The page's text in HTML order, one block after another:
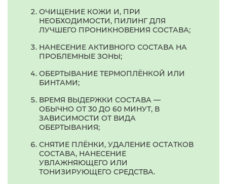
ОЧИЩЕНИЕ КОЖИ И, ПРИ
НЕОБХОДИМОСТИ, ПИЛИНГ ДЛЯ
ЛУЧШЕГО ПРОНИКНОВЕНИЯ СОСТАВА;
НАНЕСЕНИЕ АКТИВНОГО СОСТАВА НА
ПРОБЛЕМНЫЕ ЗОНЫ;
ОБЕРТЫВАНИЕ ТЕРМОПЛЁНКОЙ ИЛИ
БИНТАМИ;
ВРЕМЯ ВЫДЕРЖКИ СОСТАВА —
ОБЫЧНО ОТ 30 ДО 60 МИНУТ, В
ЗАВИСИМОСТИ ОТ ВИДА
ОБЕРТЫВАНИЯ;
СНЯТИЕ ПЛЁНКИ, УДАЛЕНИЕ ОСТАТКОВ
СОСТАВА, НАНЕСЕНИЕ
УВЛАЖНЯЮЩЕГО ИЛИ
ТОНИЗИРУЮЩЕГО СРЕДСТВА.